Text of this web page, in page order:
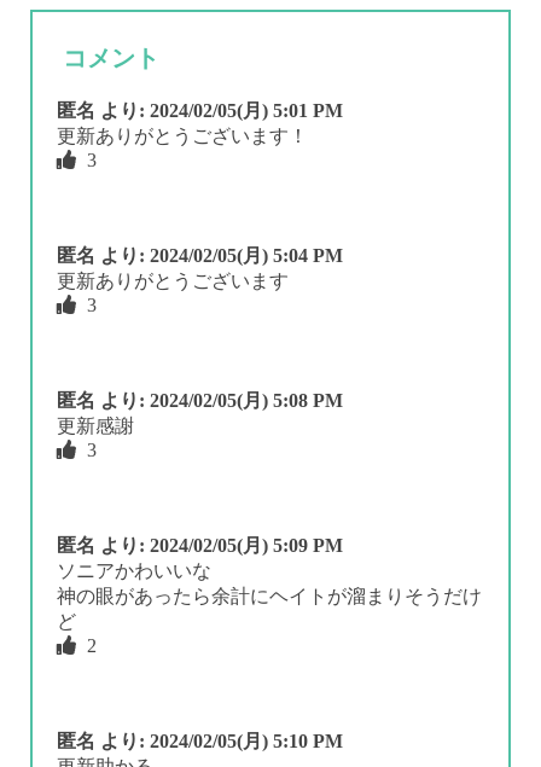
コメント
匿名 より: 2024/02/05(月) 5:01 PM
更新ありがとうございます！
3
匿名 より: 2024/02/05(月) 5:04 PM
更新ありがとうございます
3
匿名 より: 2024/02/05(月) 5:08 PM
更新感謝
3
匿名 より: 2024/02/05(月) 5:09 PM
ソニアかわいいな
神の眼があったら余計にヘイトが溜まりそうだけ
ど
2
匿名 より: 2024/02/05(月) 5:10 PM